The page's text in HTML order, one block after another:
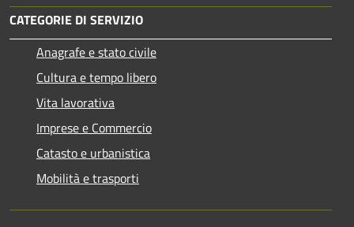
CATEGORIE DI SERVIZIO
Anagrafe e stato civile
Cultura e tempo libero
Vita lavorativa
Imprese e Commercio
Catasto e urbanistica
Mobilità e trasporti